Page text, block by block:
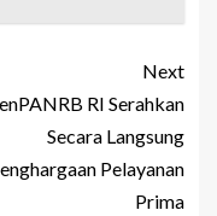
Next
RI Serahkan
Secara Langsung
Pelayanan
Prima